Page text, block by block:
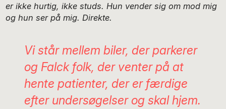
er ikke hurtig, ikke studs. Hun vender sig om mod mig
og hun ser på mig. Direkte.
Vi står mellem biler, der parkerer
og Falck folk, der venter på at
hente patienter, der er færdige
efter undersøgelser og skal hjem.